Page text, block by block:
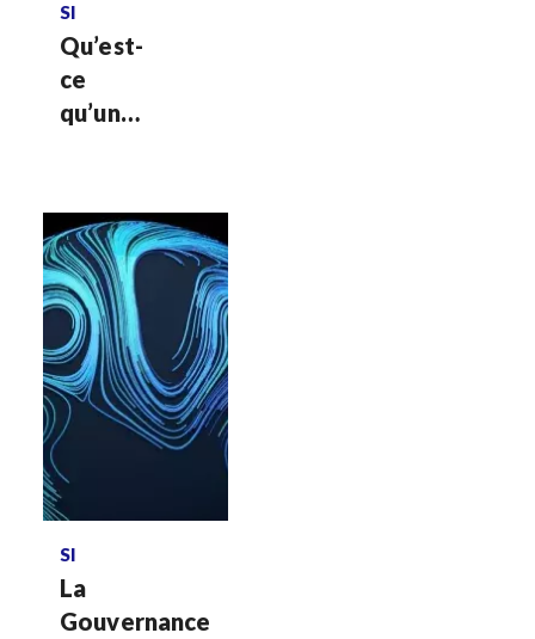
Qu’est-
ce
qu’une
SI
La
Gouvernance
SI